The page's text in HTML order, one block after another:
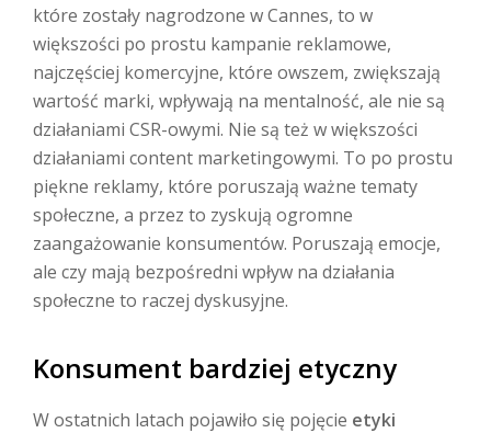
które zostały nagrodzone w Cannes, to w
większości po prostu kampanie reklamowe,
najczęściej komercyjne, które owszem, zwiększają
wartość marki, wpływają na mentalność, ale nie są
działaniami CSR-owymi. Nie są też w większości
działaniami content marketingowymi. To po prostu
piękne reklamy, które poruszają ważne tematy
społeczne, a przez to zyskują ogromne
zaangażowanie konsumentów. Poruszają emocje,
ale czy mają bezpośredni wpływ na działania
społeczne to raczej dyskusyjne.
Konsument bardziej etyczny
W ostatnich latach pojawiło się pojęcie etyki